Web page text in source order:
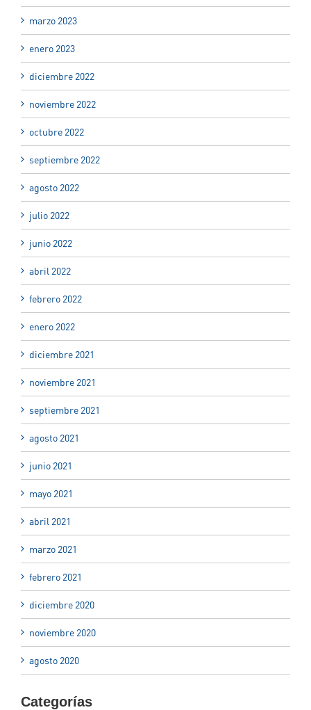
marzo 2023
enero 2023
diciembre 2022
noviembre 2022
octubre 2022
septiembre 2022
agosto 2022
julio 2022
junio 2022
abril 2022
febrero 2022
enero 2022
diciembre 2021
noviembre 2021
septiembre 2021
agosto 2021
junio 2021
mayo 2021
abril 2021
marzo 2021
febrero 2021
diciembre 2020
noviembre 2020
agosto 2020
Categorías